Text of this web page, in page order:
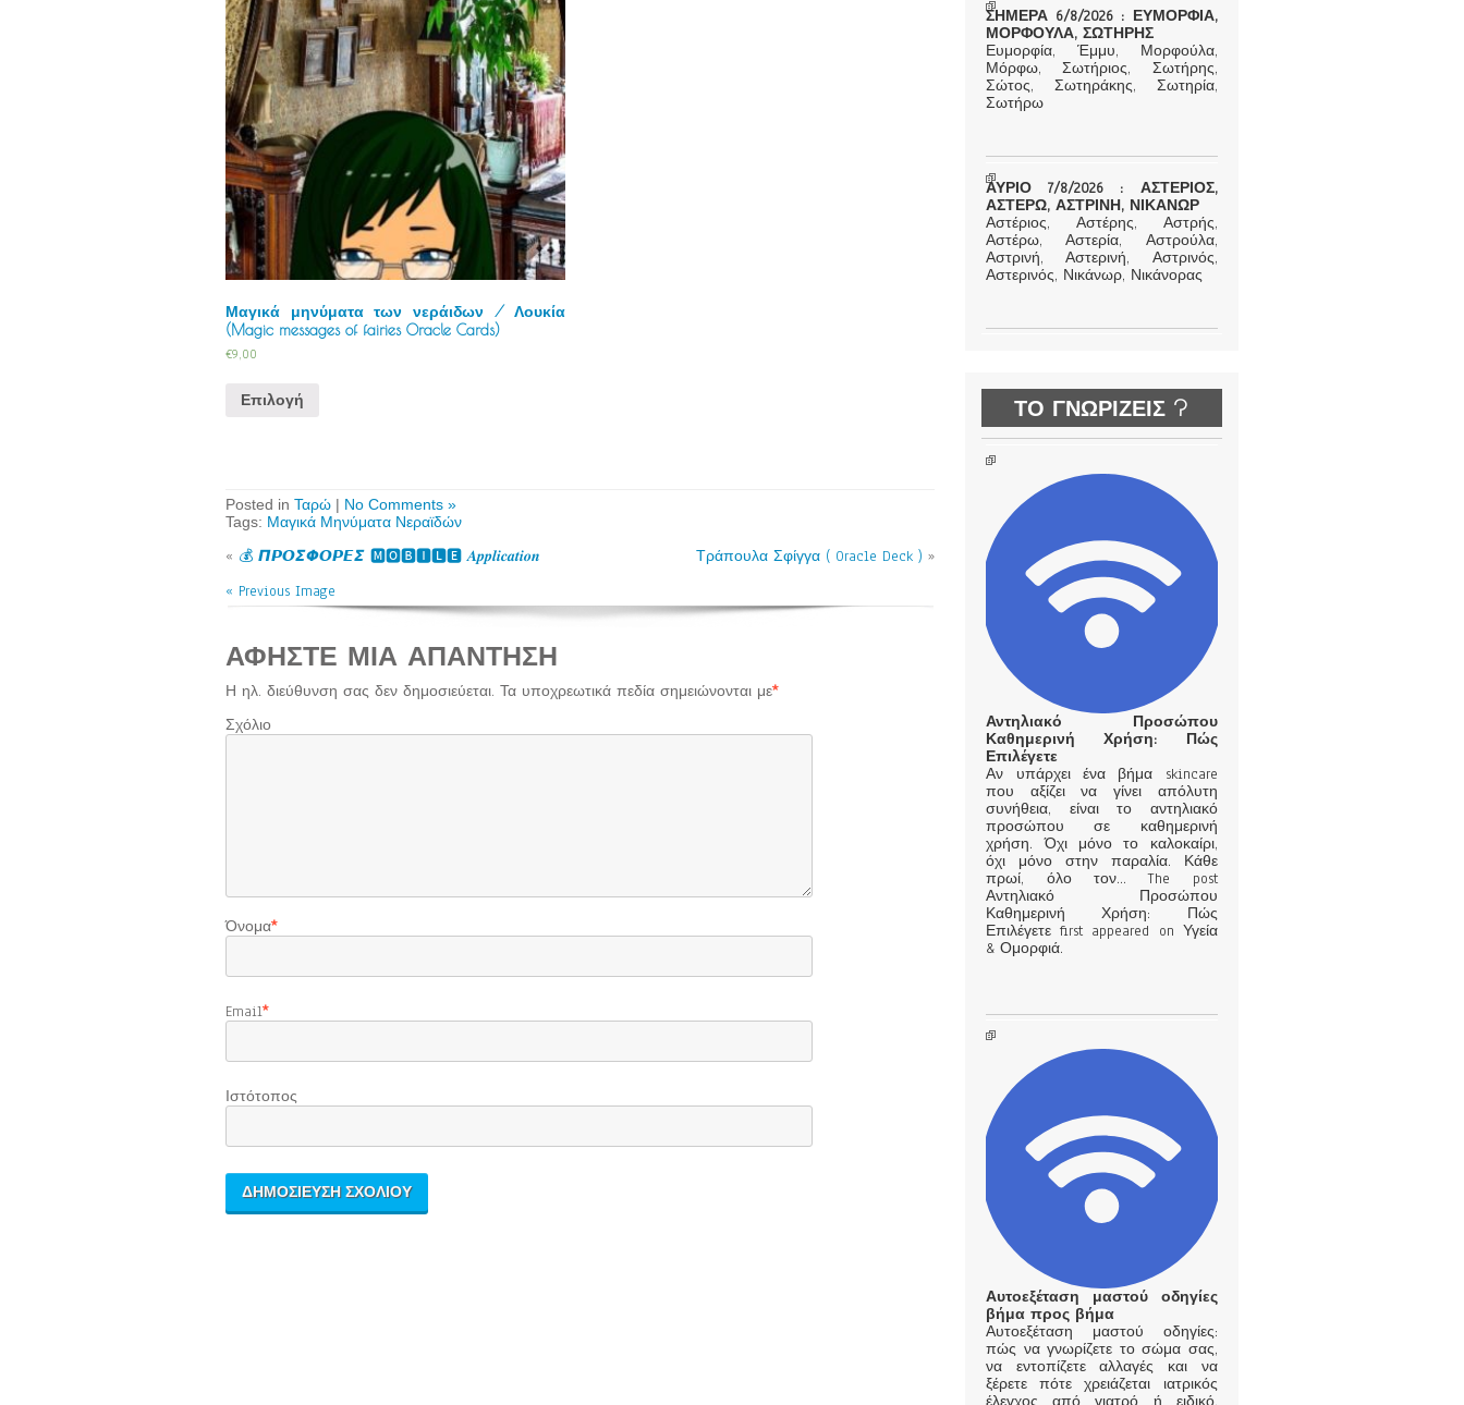
Μαγικά μηνύματα των νεράιδων / Λουκία
(Magic messages of fairies Oracle Cards)
€9,00
Επιλογή
Posted in Ταρώ | No Comments »
Tags: Μαγικά Μηνύματα Νεραϊδών
« 💰 𝞟𝞠𝞞𝞢𝞥𝞞𝞠𝞔𝞢 🅼🅾🅱🅸🅻🅴 𝜜𝒑𝒑𝒍𝒊𝒄𝒂𝒕𝒊𝒐𝒏 Τράπουλα Σφίγγα ( Oracle Deck ) »
« Previous Image
ΑΦΉΣΤΕ ΜΙΑ ΑΠΆΝΤΗΣΗ
Η ηλ. διεύθυνση σας δεν δημοσιεύεται. Τα υποχρεωτικά πεδία σημειώνονται με*
Σχόλιο
Όνομα*
Email*
Ιστότοπος
ΣΗΜΕΡΑ 6/8/2026 : ΕΥΜΟΡΦΙΑ,
ΜΟΡΦΟΥΛΑ, ΣΩΤΗΡΗΣ
Ευμορφία, Έμμυ, Μορφούλα,
Μόρφω, Σωτήριος, Σωτήρης,
Σώτος, Σωτηράκης, Σωτηρία,
Σωτήρω
ΑΥΡΙΟ 7/8/2026 : ΑΣΤΕΡΙΟΣ,
ΑΣΤΕΡΩ, ΑΣΤΡΙΝΗ, ΝΙΚΑΝΩΡ
Αστέριος, Αστέρης, Αστρής,
Αστέρω, Αστερία, Αστρούλα,
Αστρινή, Αστερινή, Αστρινός,
Αστερινός, Νικάνωρ, Νικάνορας
ΤΟ ΓΝΩΡΙΖΕΙΣ ?
Αντηλιακό Προσώπου
Καθημερινή Χρήση: Πώς
Επιλέγετε
Αν υπάρχει ένα βήμα skincare
που αξίζει να γίνει απόλυτη
συνήθεια, είναι το αντηλιακό
προσώπου σε καθημερινή
χρήση. Όχι μόνο το καλοκαίρι,
όχι μόνο στην παραλία. Κάθε
πρωί, όλο τον… The post
Αντηλιακό Προσώπου
Καθημερινή Χρήση: Πώς
Επιλέγετε first appeared on Υγεία
& Ομορφιά.
Αυτοεξέταση μαστού οδηγίες
βήμα προς βήμα
Αυτοεξέταση μαστού οδηγίες:
πώς να γνωρίζετε το σώμα σας,
να εντοπίζετε αλλαγές και να
ξέρετε πότε χρειάζεται ιατρικός